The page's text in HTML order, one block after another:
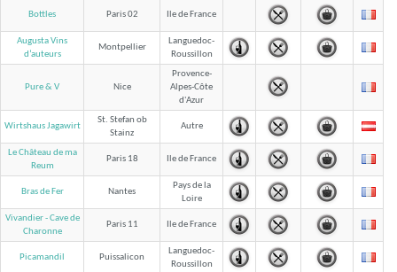
Bottles Paris 02 Ile de France
Augusta Vins
d’auteurs
Montpellier
Languedoc-
Roussillon
Pure & V Nice
Provence-
Alpes-Côte
d'Azur
Wirtshaus Jagawirt
St. Stefan ob
Stainz
Autre
Le Château de ma
Reum
Paris 18 Ile de France
Bras de Fer Nantes
Pays de la
Loire
Vivandier - Cave de
Charonne
Paris 11 Ile de France
Picamandil Puissalicon
Languedoc-
Roussillon